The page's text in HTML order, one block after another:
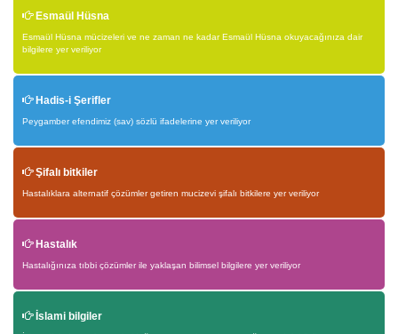
Esmaül Hüsna
Esmaül Hüsna mücizeleri ve ne zaman ne kadar Esmaül Hüsna okuyacağınıza dair
bilgilere yer veriliyor
Hadis-i Şerifler
Peygamber efendimiz (sav) sözlü ifadelerine yer veriliyor
Şifalı bitkiler
Hastalıklara alternatif çözümler getiren mucizevi şifalı bitkilere yer veriliyor
Hastalık
Hastalığınıza tıbbi çözümler ile yaklaşan bilimsel bilgilere yer veriliyor
İslami bilgiler